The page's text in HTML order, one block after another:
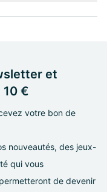
et
10 €
votre bon de
nouveautés, des jeux-
qui vous
de devenir